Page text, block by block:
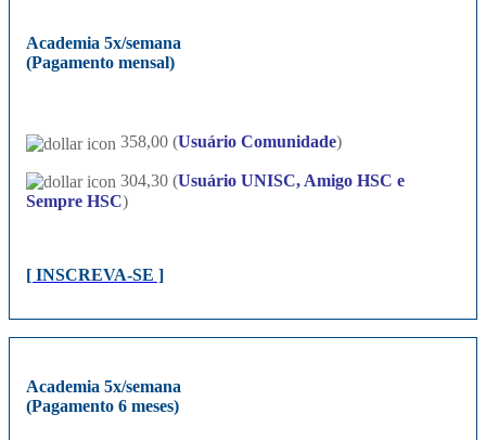
Academia 5x/semana
(Pagamento mensal)
358,00 (Usuário Comunidade)
304,30 (Usuário UNISC, Amigo HSC e
Sempre HSC)
[ INSCREVA-SE ]
Academia 5x/semana
(Pagamento 6 meses)